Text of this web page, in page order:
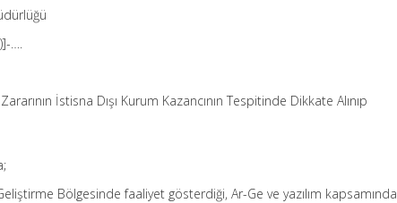
….
İstisna Dışı Kurum Kazancının Tespitinde Dikkate Alınıp
Bölgesinde faaliyet gösterdiği, Ar-Ge ve yazılım kapsamında